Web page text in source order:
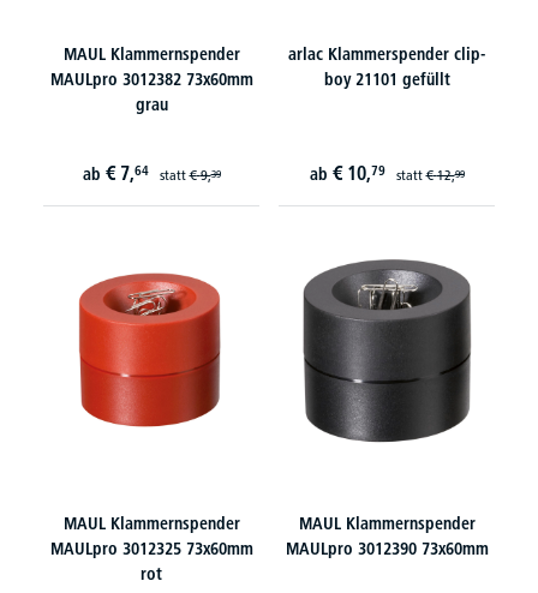
MAUL Klammernspender
MAULpro 3012382 73x60mm
grau
ab € 7,64 statt€ 9,39
arlac Klammerspender clip-
boy 21101 gefüllt
ab € 10,79 statt€ 12,99
MAUL Klammernspender
MAULpro 3012325 73x60mm
rot
MAUL Klammernspender
MAULpro 3012390 73x60mm